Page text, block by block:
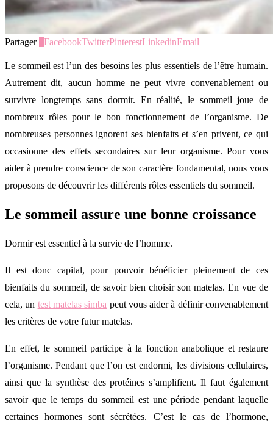
Partager FacebookTwitterPinterestLinkedinEmail
Le sommeil est l’un des besoins les plus essentiels de l’être humain.
Autrement dit, aucun homme ne peut vivre convenablement ou
survivre longtemps sans dormir. En réalité, le sommeil joue de
nombreux rôles pour le bon fonctionnement de l’organisme. De
nombreuses personnes ignorent ses bienfaits et s’en privent, ce qui
occasionne des effets secondaires sur leur organisme. Pour vous
aider à prendre conscience de son caractère fondamental, nous vous
proposons de découvrir les différents rôles essentiels du sommeil.
Le sommeil assure une bonne croissance
Dormir est essentiel à la survie de l’homme.
Il est donc capital, pour pouvoir bénéficier pleinement de ces
bienfaits du sommeil, de savoir bien choisir son matelas. En vue de
cela, un test matelas simba peut vous aider à définir convenablement
les critères de votre futur matelas.
En effet, le sommeil participe à la fonction anabolique et restaure
l’organisme. Pendant que l’on est endormi, les divisions cellulaires,
ainsi que la synthèse des protéines s’amplifient. Il faut également
savoir que le temps du sommeil est une période pendant laquelle
certaines hormones sont sécrétées. C’est le cas de l’hormone,